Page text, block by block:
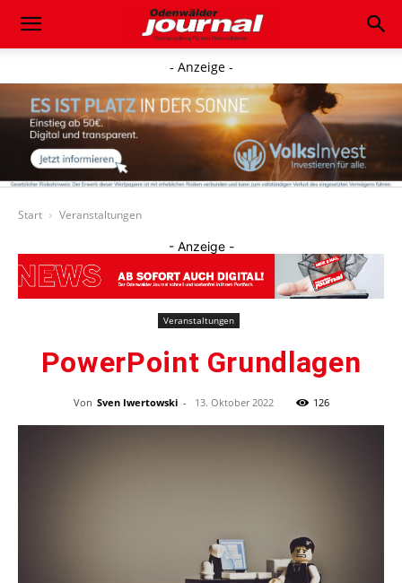
- Anzeige -
Start Veranstaltungen
- Anzeige -
Veranstaltungen
PowerPoint Grundlagen
Von Sven Iwertowski - 13. Oktober 2022 126